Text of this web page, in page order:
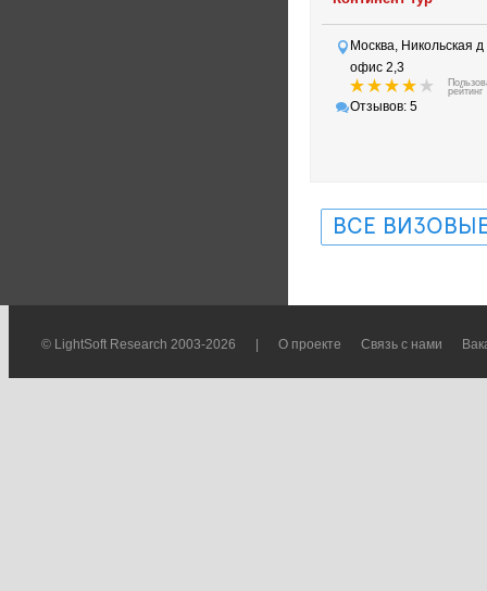
Москва, Никольская д
офис 2,3
рейтинг
Отзывов: 5
ВСЕ
© LightSoft Research 2003-2026 О проекте Связь с нами